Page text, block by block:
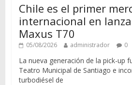
Chile es el primer
internacional en
Maxus T70
05/08/2026 administrador 0
La nueva generación de la pick-up
Teatro Municipal de Santiago e
turbodiésel de